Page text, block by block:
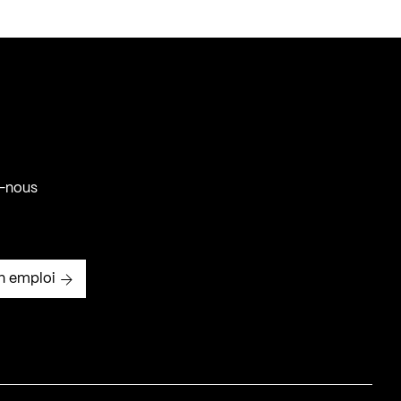
nous
emploi